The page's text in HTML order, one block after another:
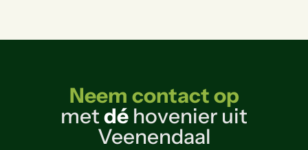
Neem contact op
metdé hovenier uit
Veenendaal